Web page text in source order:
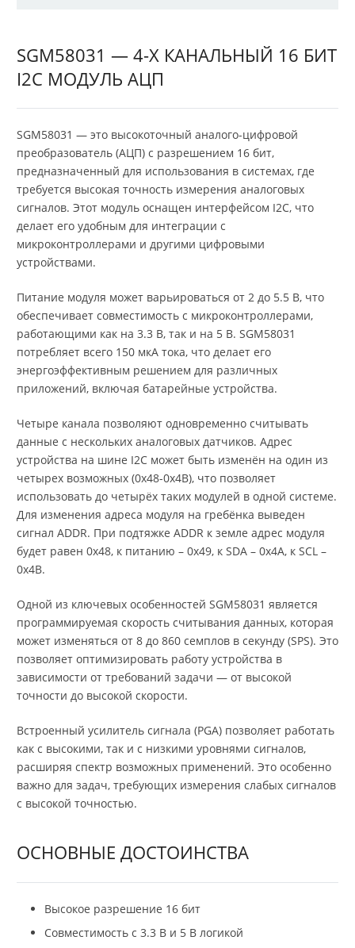
SGM58031 — 4-Х КАНАЛЬНЫЙ 16 БИТ
I2C МОДУЛЬ АЦП
SGM58031 — это высокоточный аналого-цифровой
преобразователь (АЦП) с разрешением 16 бит,
предназначенный для использования в системах, где
требуется высокая точность измерения аналоговых
сигналов. Этот модуль оснащен интерфейсом I2C, что
делает его удобным для интеграции с
микроконтроллерами и другими цифровыми
устройствами.
Питание модуля может варьироваться от 2 до 5.5 В, что
обеспечивает совместимость с микроконтроллерами,
работающими как на 3.3 В, так и на 5 В. SGM58031
потребляет всего 150 мкА тока, что делает его
энергоэффективным решением для различных
приложений, включая батарейные устройства.
Четыре канала позволяют одновременно считывать
данные с нескольких аналоговых датчиков. Адрес
устройства на шине I2C может быть изменён на один из
четырех возможных (0x48-0x4B), что позволяет
использовать до четырёх таких модулей в одной системе.
Для изменения адреса модуля на гребёнка выведен
сигнал ADDR. При подтяжке ADDR к земле адрес модуля
будет равен 0x48, к питанию – 0x49, к SDA – 0x4A, к SCL –
0x4B.
Одной из ключевых особенностей SGM58031 является
программируемая скорость считывания данных, которая
может изменяться от 8 до 860 семплов в секунду (SPS). Это
позволяет оптимизировать работу устройства в
зависимости от требований задачи — от высокой
точности до высокой скорости.
Встроенный усилитель сигнала (PGA) позволяет работать
как с высокими, так и с низкими уровнями сигналов,
расширяя спектр возможных применений. Это особенно
важно для задач, требующих измерения слабых сигналов
с высокой точностью.
ОСНОВНЫЕ ДОСТОИНСТВА
Высокое разрешение 16 бит
Совместимость с 3.3 В и 5 В логикой